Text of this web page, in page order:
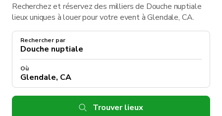
Recherchez et réservez des milliers de Douche nuptiale
lieux uniques à louer pour votre event à Glendale, CA.
Rechercher par
Où
Trouver lieux